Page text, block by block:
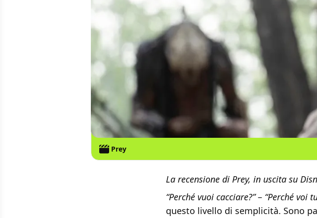
Prey
La recensione di Prey, in uscita su
“Perché vuoi cacciare?”– “Perché voi
questo livello di semplicità. Sono